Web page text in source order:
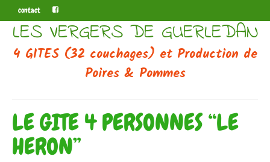
contact
LES VERGERS DE GUERLEDAN
4 GITES (32 couchages) et Production de
Poires & Pommes
LE GITE 4 PERSONNES “LE
HERON”